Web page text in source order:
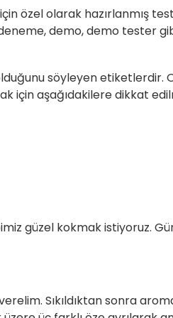
özel olarak hazırlanmış
demo, demo tester
söyleyen
için aşağıdakilere dikkat
güzel kokmak istiyoruz.
Sıkıldıktan sonra